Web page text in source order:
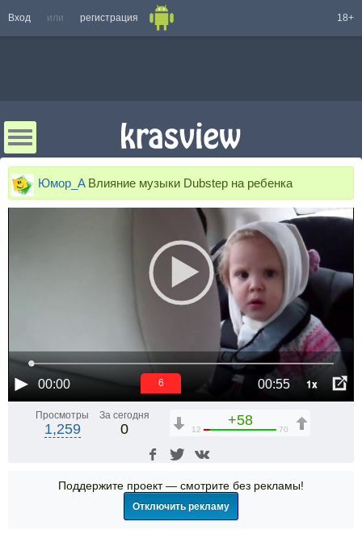
Вход или регистрация 18+
Юмор_AВлияние музыки Dubstep на ребенка
00:00 00:55 1x
6
Просмотры
1,259
За сегодня
0
+58
12 70
Поддержите проект — смотрите без рекламы!
Отключить рекламу